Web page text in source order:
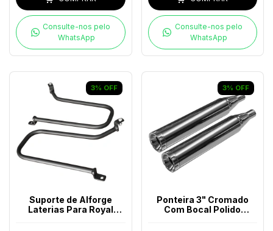
Consulte-nos pelo
WhatsApp
Consulte-nos pelo
WhatsApp
3% OFF
Suporte de Alforge
Laterias Para Royal
3% OFF
Ponteira 3" Cromado
Com Bocal Polido